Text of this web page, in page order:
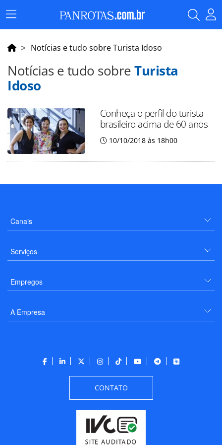
Menu
Principal
Notícias e tudo sobre Turista Idoso
Notícias e tudo sobreTurista
Idoso
Conheça o perfil do turista
brasileiro acima de 60 anos
10/10/2018 às 18h00
Canais
Serviços
Empregos
A Empresa
CONTATO